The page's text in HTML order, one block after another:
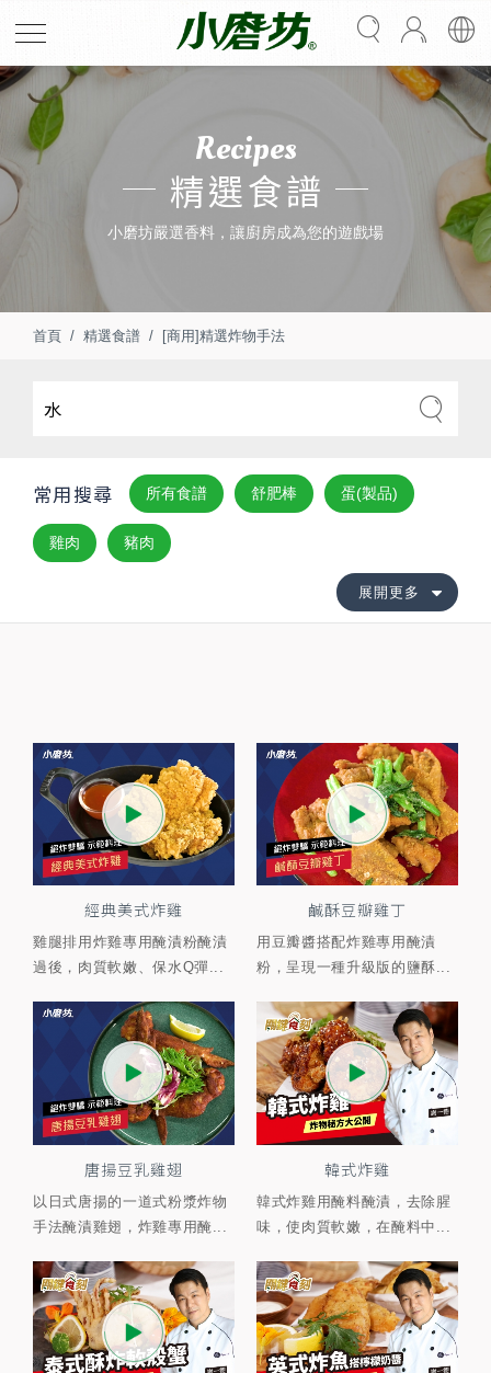
Recipes
精選食譜
小磨坊嚴選香料，讓廚房成為您的遊戲場
首頁 精選食譜 [商用]精選炸物手法
常用搜尋 所有食譜 舒肥棒 蛋(製品)
雞肉 豬肉
展開更多
經典美式炸雞
雞腿排用炸雞專用醃漬粉醃漬
過後，肉質軟嫩、保水Q彈...
鹹酥豆瓣雞丁
用豆瓣醬搭配炸雞專用醃漬
粉，呈現一種升級版的鹽酥...
唐揚豆乳雞翅
以日式唐揚的一道式粉漿炸物
手法醃漬雞翅，炸雞專用醃...
韓式炸雞
韓式炸雞用醃料醃漬，去除腥
味，使肉質軟嫩，在醃料中...